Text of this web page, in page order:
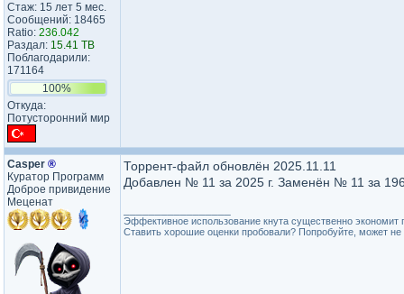
Стаж: 15 лет 5 мес.
Сообщений: 18465
Ratio: 236.042
Раздал: 15.41 TB
Поблагодарили:
171164
100%
Откуда:
Потусторонний мир
Casper ®
Куратор Программ
Доброе привидение
Меценат
Торрент-файл обновлён 2025.11.11
Добавлен № 11 за 2025 г. Заменён № 11 за
Эффективное использование кнута существенно экономит
Ставить хорошие оценки пробовали? Попробуйте, может